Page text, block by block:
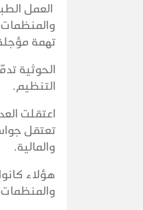
العمل
تهمة
الحوثية
التنظيم.
اعتقلت
تعتقل
والمالية.
هؤلاء
والمنظمات